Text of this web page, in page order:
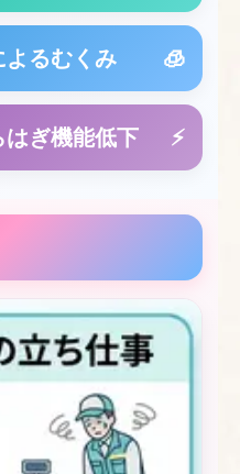
るむくみ 🧊
ぎ機能低下 ⚡